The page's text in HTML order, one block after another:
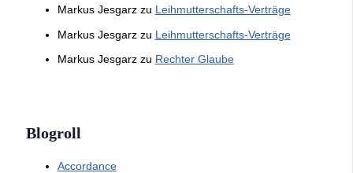
Markus Jesgarzzu Leihmutterschafts-Verträge
Markus Jesgarzzu Leihmutterschafts-Verträge
Markus Jesgarzzu Rechter Glaube
Blogroll
Accordance